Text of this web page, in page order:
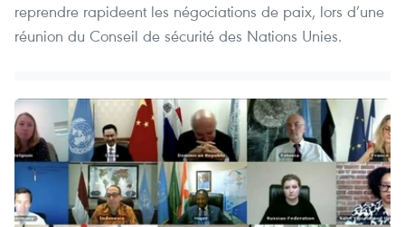
reprendre rapideent les négociations de paix, lors d’une
réunion du Conseil de sécurité des Nations Unies.